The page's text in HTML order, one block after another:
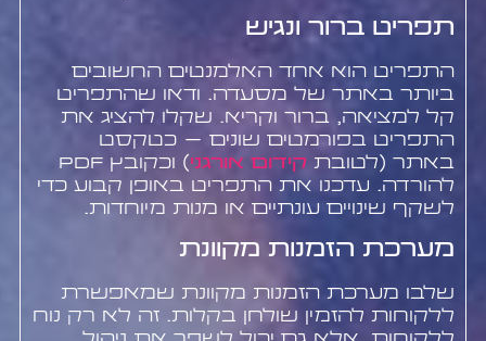
תפריט ברור ונגיש
התפריט הוא אחד האלמנטים החשובים
ביותר באתר של מסעדה. ודאו שהתפריט
קל למציאה, ברור וקריא. שקלו להציג את
התפריט בפורמטים שונים – כטקסט
באתר (לטובת קידום אורגני
) וכקובץ PDF
להורדה. עדכנו את התפריט באופן קבוע כדי
לשקף שינויים עונתיים או מנות מיוחדות.
מערכת הזמנות מקוונת
שלבו מערכת הזמנות מקוונת שמאפשרת
ללקוחות להזמין שולחן בקלות. זה לא רק נוח